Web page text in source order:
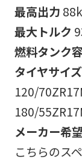
最高出力
最大トルク
燃料タンク
タイヤサイ
120/
180/
メーカー希
こちらのス